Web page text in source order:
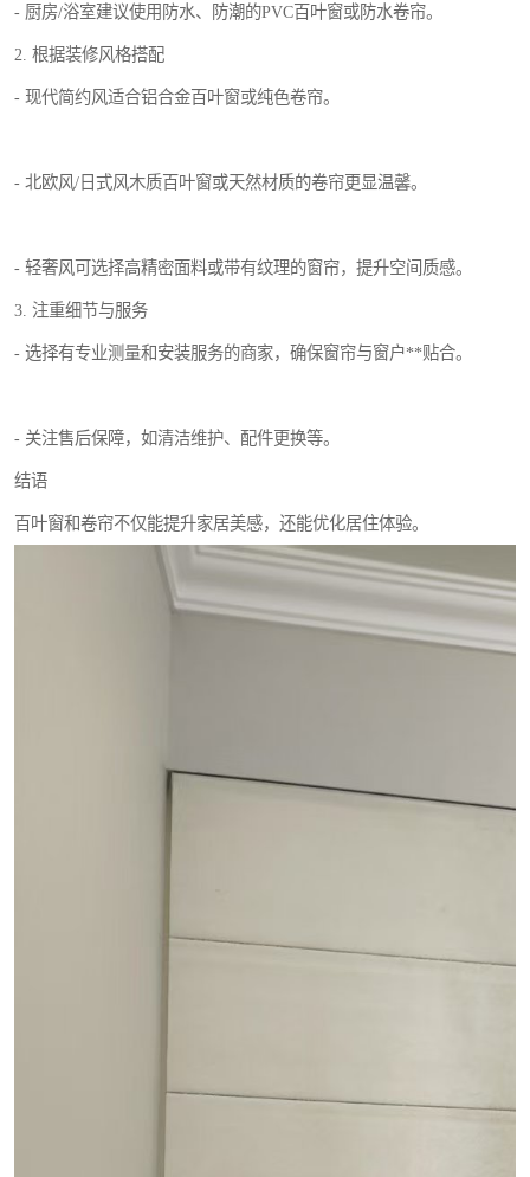
- 厨房/浴室建议使用防水、防潮的PVC百叶窗或防水卷帘。
2. 根据装修风格搭配
- 现代简约风适合铝合金百叶窗或纯色卷帘。
- 北欧风/日式风木质百叶窗或天然材质的卷帘更显温馨。
- 轻奢风可选择高精密面料或带有纹理的窗帘，提升空间质感。
3. 注重细节与服务
- 选择有专业测量和安装服务的商家，确保窗帘与窗户**贴合。
- 关注售后保障，如清洁维护、配件更换等。
结语
百叶窗和卷帘不仅能提升家居美感，还能优化居住体验。